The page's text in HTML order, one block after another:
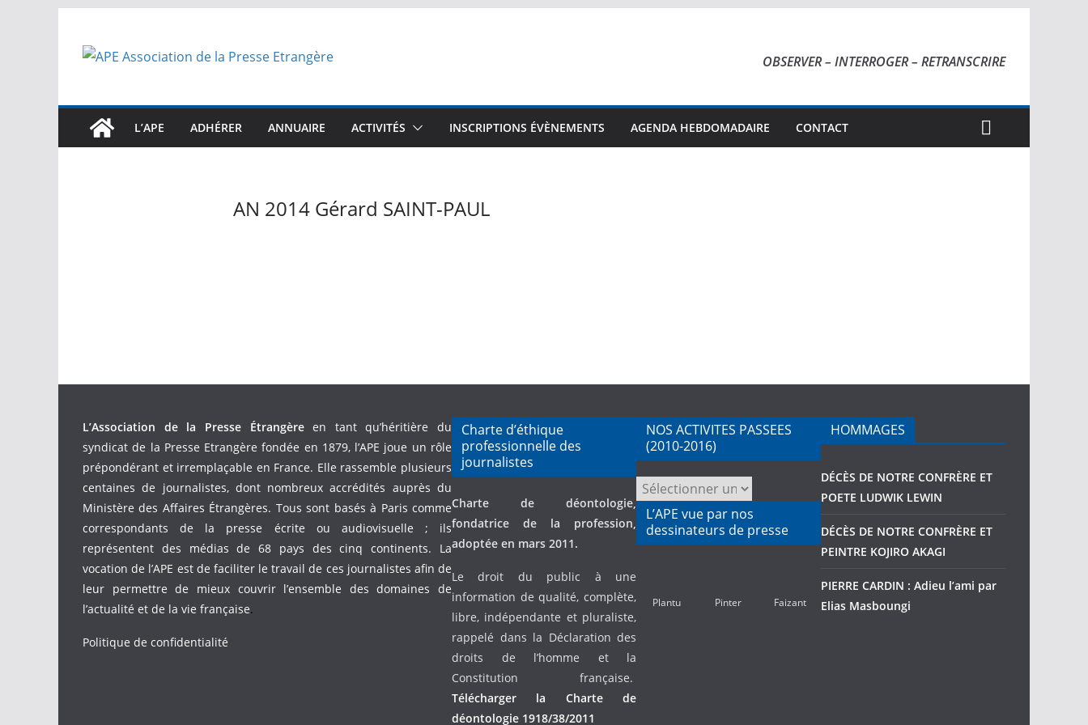
contenu
OBSERVER – INTERROGER – RETRANSCRIRE
L’APE ADHÉRER ANNUAIRE ACTIVITÉS INSCRIPTIONS ÉVÈNEMENTS AGENDA HEBDOMADAIRE CONTACT
AN 2014 Gérard SAINT-PAUL
L’Association de la Presse Étrangèreen tant qu’héritière du
syndicat de la Presse Etrangère fondée en 1879, l’APE joue un rôle
prépondérant et irremplaçable en France. Elle rassemble plusieurs
centaines de journalistes, dont nombreux accrédités auprès du
Ministère des Affaires Étrangères. Tous sont basés à Paris comme
correspondants de la presse écrite ou audiovisuelle ; ils
représentent des médias de 68 pays des cinq continents. La
vocation de l’APE est de faciliter le travail de ces journalistes afin de
leur permettre de mieux couvrir l’ensemble des domaines de
l’actualité et de la vie française.
Politique de confidentialité
Charte d’éthique
professionnelle des
journalistes
Charte de déontologie,
fondatrice de la profession,
adoptée en mars 2011.
Le droit du public à une
information de qualité, complète,
libre, indépendante et pluraliste,
rappelé dans la Déclaration des
droits de l’homme et la
Constitution française.
Télécharger la Charte de
déontologie 1918/38/2011
NOS ACTIVITES PASSEES
(2010-2016)
NOS
ACTIVITES
PASSEES
(2010-
L’APE vue par nos
dessinateurs de presse
Plantu Pinter Faizant
HOMMAGES
DÉCÈS DE NOTRE CONFRÈRE ET
POETE LUDWIK LEWIN
DÉCÈS DE NOTRE CONFRÈRE ET
PEINTRE KOJIRO AKAGI
PIERRE CARDIN : Adieu l’ami par
Elias Masboungi